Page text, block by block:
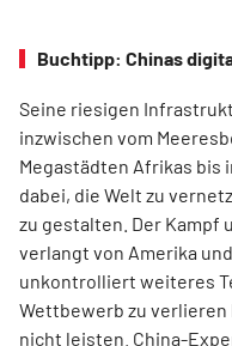
Buchtipp: Chinas
Seine riesigen
inzwischen vom
Megastädten Afrikas bis
dabei, die Welt zu
zu gestalten. Der Kampf
verlangt von Amerika
unkontrolliert weiteres
Wettbewerb zu
nicht leisten. China-